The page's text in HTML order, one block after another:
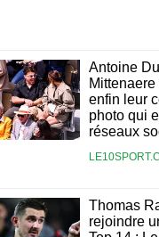
Antoine
enfin leur
photo qui
réseaux
Thomas
rejoindre